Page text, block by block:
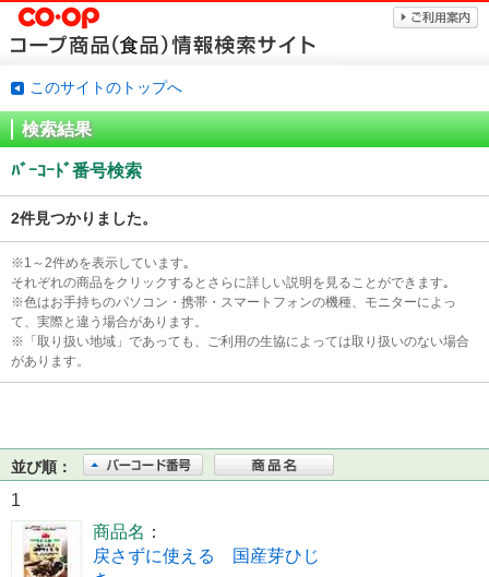
このサイトのトップへ
検索結果
ﾊﾞｰｺｰﾄﾞ番号検索
2件見つかりました。
※1～2件めを表示しています｡
それぞれの商品をクリックするとさらに詳しい説明を見ることができます｡
※色はお手持ちのパソコン・携帯・スマートフォンの機種、モニターによっ
て、実際と違う場合があります。
※「取り扱い地域」であっても、ご利用の生協によっては取り扱いのない場合
があります。
並び順：
1
商品名
戻さずに使える 国産芽ひじ